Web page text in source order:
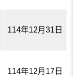
114年12月31日
114年12月17日